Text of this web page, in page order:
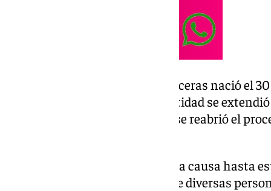
María Claudia Josefa Astorga Liceras nació el
muerte en 1814, su fama de santidad se
obstáculos históricos, en 2023 se reabrió el
El trabajo realizado para llevar la causa hasta
contando con la colaboración de diversas